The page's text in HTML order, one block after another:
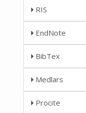
RIS
EndNote
BibTex
Medlars
Procite